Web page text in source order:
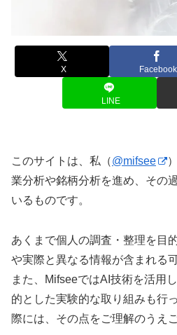
X Facebook
LINE
このサイトは、私（@mifsee
業分析や銘柄分析を進め、その
いるものです。
あくまで個人の調査・整理を目
や実際と異なる情報が含まれる
また、MifseeではAI技術を活用
的とした実験的な取り組みも行
際には、その点をご理解のうえ